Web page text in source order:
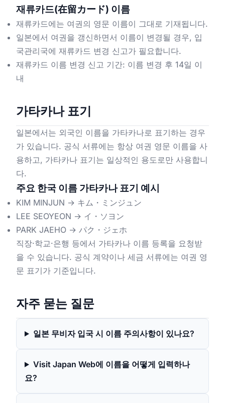
재류카드(在留カード) 이름
재류카드에는 여권의 영문 이름이 그대로 기재됩니다.
일본에서 여권을 갱신하면서 이름이 변경될 경우, 입
국관리국에 재류카드 변경 신고가 필요합니다.
재류카드 이름 변경 신고 기간: 이름 변경 후 14일 이
내
가타카나 표기
일본에서는 외국인 이름을 가타카나로 표기하는 경우
가 있습니다. 공식 서류에는 항상 여권 영문 이름을 사
용하고, 가타카나 표기는 일상적인 용도로만 사용합니
다.
주요 한국 이름 가타카나 표기 예시
KIM MINJUN → キム・ミンジュン
LEE SEOYEON → イ・ソヨン
PARK JAEHO → パク・ジェホ
직장·학교·은행 등에서 가타카나 이름 등록을 요청받
을 수 있습니다. 공식 계약이나 세금 서류에는 여권 영
문 표기가 기준입니다.
자주 묻는 질문
일본 무비자 입국 시 이름 주의사항이 있나요?
Visit Japan Web에 이름을 어떻게 입력하나
요?